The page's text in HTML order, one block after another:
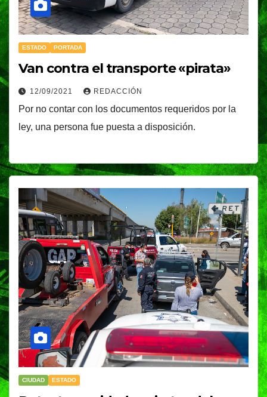
ESTADO PORTADA
Van contra el transporte «pirata»
12/09/2021 REDACCIÓN
Por no contar con los documentos requeridos por la
ley, una persona fue puesta a disposición.
CIUDAD ESTADO